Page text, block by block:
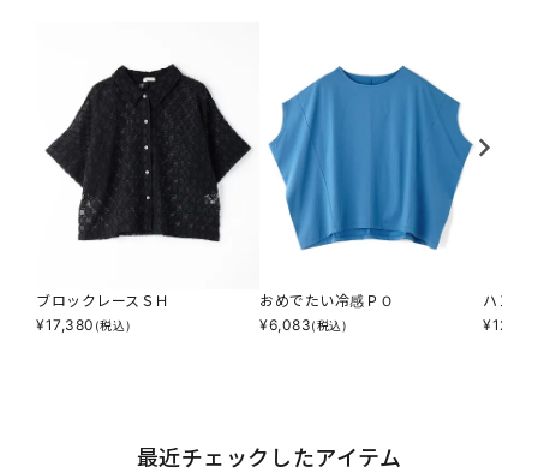
ブロックレースＳＨ
¥17,380 (税込)
おめでたい冷感ＰＯ
¥6,083(税込)
ハンサ
¥12,166
最近チェックしたアイテム